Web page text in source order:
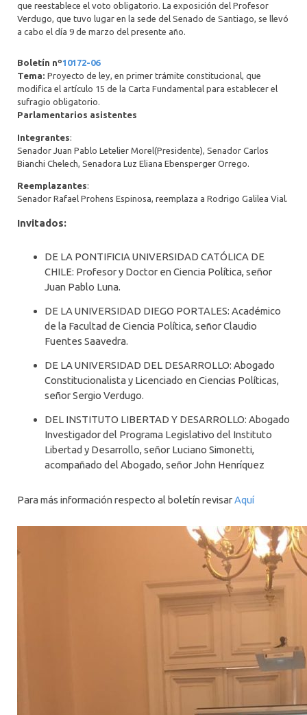
que reestablece el voto obligatorio. La exposición del Profesor
Verdugo, que tuvo lugar en la sede del Senado de Santiago, se llevó
a cabo el día 9 de marzo del presente año.
Boletín nº10172-06
Tema: Proyecto de ley, en primer trámite constitucional, que
modifica el artículo 15 de la Carta Fundamental para establecer el
sufragio obligatorio.
Parlamentarios asistentes
Integrantes:
Senador Juan Pablo Letelier Morel(Presidente), Senador Carlos
Bianchi Chelech, Senadora Luz Eliana Ebensperger Orrego.
Reemplazantes:
Senador Rafael Prohens Espinosa, reemplaza a Rodrigo Galilea Vial.
Invitados:
DE LA PONTIFICIA UNIVERSIDAD CATÓLICA DE
CHILE: Profesor y Doctor en Ciencia Política, señor
Juan Pablo Luna.
DE LA UNIVERSIDAD DIEGO PORTALES: Académico
de la Facultad de Ciencia Política, señor Claudio
Fuentes Saavedra.
DE LA UNIVERSIDAD DEL DESARROLLO: Abogado
Constitucionalista y Licenciado en Ciencias Políticas,
señor Sergio Verdugo.
DEL INSTITUTO LIBERTAD Y DESARROLLO: Abogado
Investigador del Programa Legislativo del Instituto
Libertad y Desarrollo, señor Luciano Simonetti,
acompañado del Abogado, señor John Henríquez
Para más información respecto al boletín revisarAquí